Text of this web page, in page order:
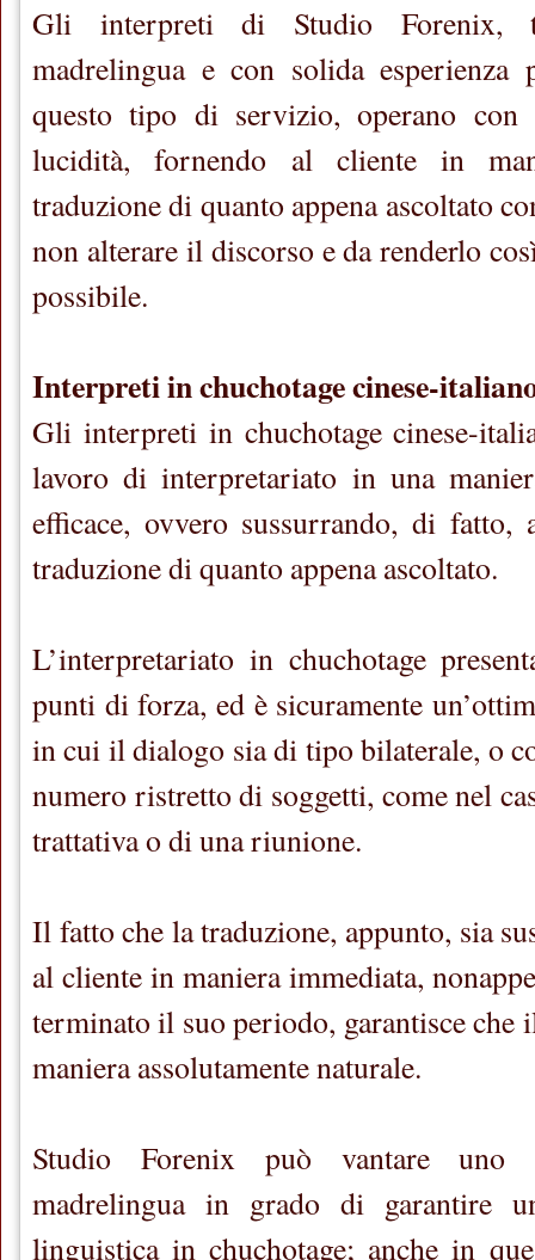
Gli interpreti di Studio Forenix,
madrelingua e con solida esperienza
questo tipo di servizio, operano con
lucidità, fornendo al cliente in
traduzione di quanto appena ascoltato
non alterare il discorso e da renderlo
possibile.
Interpreti in chuchotage cinese-
Gli interpreti in chuchotage cinese-
lavoro di interpretariato in una
efficace, ovvero sussurrando, di
traduzione di quanto appena ascoltato.
L’interpretariato in chuchotage
punti di forza, ed è sicuramente
in cui il dialogo sia di tipo bilaterale, o
numero ristretto di soggetti, come nel
trattativa o di una riunione.
Il fatto che la traduzione, appunto, sia
al cliente in maniera immediata,
terminato il suo periodo, garantisce che
maniera assolutamente naturale.
Studio Forenix può vantare
madrelingua in grado di garantire
linguistica in chuchotage; anche in